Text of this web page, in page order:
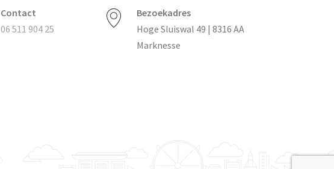
Contact
06 511 904 25
Bezoekadres
Hoge Sluiswal 49 | 8316 AA
Marknesse